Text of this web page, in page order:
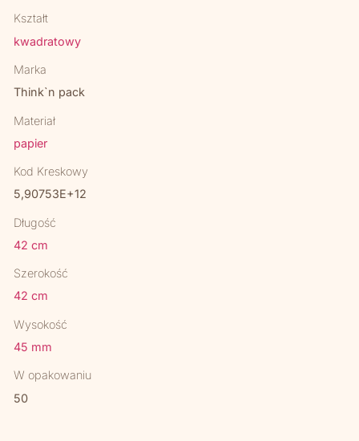
Kształt
kwadratowy
Marka
Think`n pack
Materiał
papier
Kod Kreskowy
5,90753E+12
Długość
42 cm
Szerokość
42 cm
Wysokość
45 mm
W opakowaniu
50